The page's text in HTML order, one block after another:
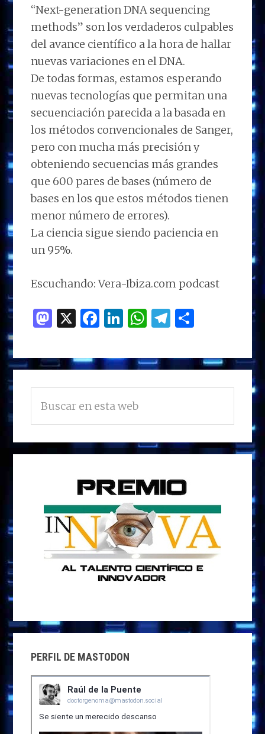
“Next-generation DNA sequencing
methods” son los verdaderos culpables
del avance científico a la hora de hallar
nuevas variaciones en el DNA.
De todas formas, estamos esperando
nuevas tecnologías que permitan una
secuenciación parecida a la basada en
los métodos convencionales de Sanger,
pero con mucha más precisión y
obteniendo secuencias más grandes
que 600 pares de bases (número de
bases en los que estos métodos tienen
menor número de errores).
La ciencia sigue siendo paciencia en
un 95%.
Escuchando: Vera-Ibiza.com podcast
M
to
d
o
n
X F
ce
b
o
o
k
Li
k
e
dI
n
W
at
s
A
p
T
e
g
ra
m
p
ar
r
BARRA
LATERAL
PRINCIPAL
en
esta
web
PERFIL DE MASTODON